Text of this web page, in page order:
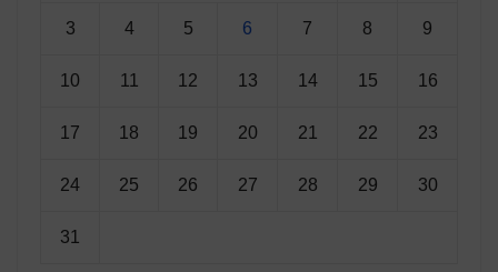
3 4 5 6 7 8 9
10 11 12 13 14 15 16
17 18 19 20 21 22 23
24 25 26 27 28 29 30
31